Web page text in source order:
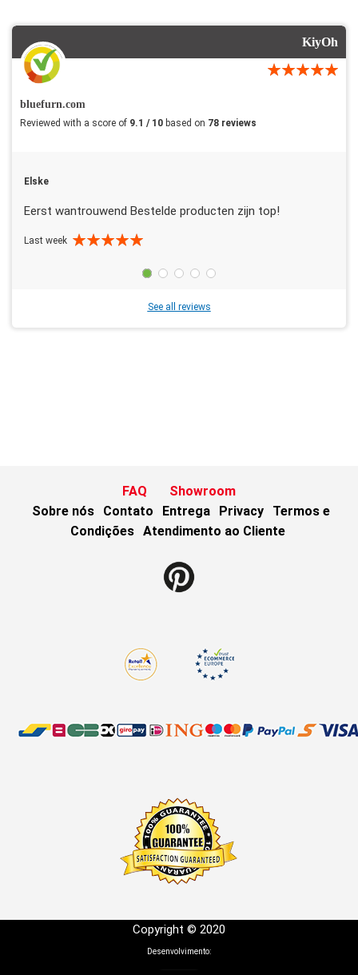
KiyOh
bluefurn.com
Reviewed with a score of 9.1 / 10 based on 78 reviews
Elske
Eerst wantrouwend Bestelde producten zijn top!
Last week
See all reviews
FAQ
Showroom
Sobre nós
Contato Entrega Privacy
Termos e
Condições
Atendimento ao Cliente
Copyright © 2020
Desenvolvimento: